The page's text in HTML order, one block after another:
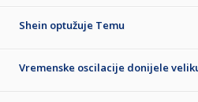
Shein optužuje Temu
Vremenske oscilacije donijele